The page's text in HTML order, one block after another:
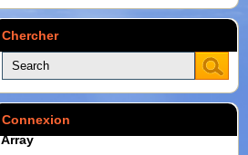
Chercher
Connexion
Array